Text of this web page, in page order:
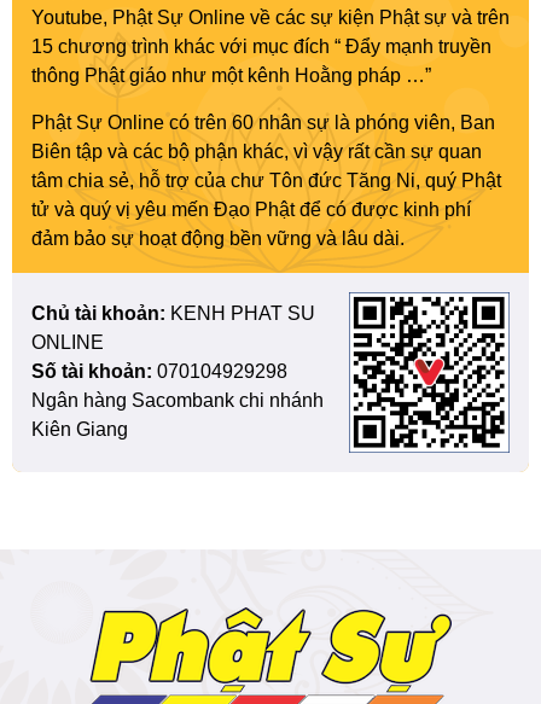
Youtube, Phật Sự Online về các sự kiện Phật sự và trên
15 chương trình khác với mục đích “ Đẩy mạnh truyền
thông Phật giáo như một kênh Hoằng pháp …”
Phật Sự Online có trên 60 nhân sự là phóng viên, Ban
Biên tập và các bộ phận khác, vì vậy rất cần sự quan
tâm chia sẻ, hỗ trợ của chư Tôn đức Tăng Ni, quý Phật
tử và quý vị yêu mến Đạo Phật để có được kinh phí
đảm bảo sự hoạt động bền vững và lâu dài.
Chủ tài khoản: KENH PHAT SU
ONLINE
Số tài khoản: 070104929298
Ngân hàng Sacombank chi nhánh
Kiên Giang